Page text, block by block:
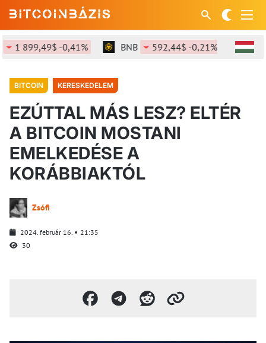
-0,41% BNB 592,44$ -0,21% SOL
BITCOIN KERESKEDELEM
EZÚTTAL MÁS LESZ? ELTÉR
A BITCOIN MOSTANI
EMELKEDÉSE A
KORÁBBIAKTÓL
Zsófi
2024. február 16.
21:35
30